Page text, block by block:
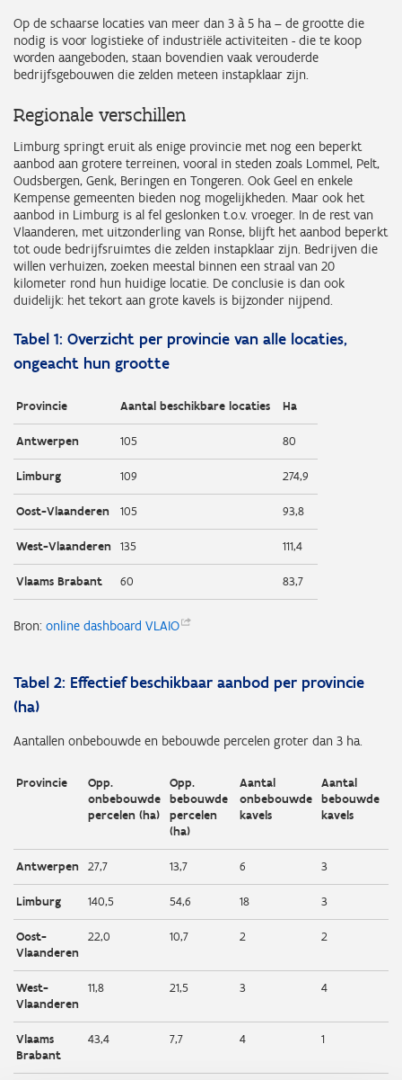
Op de schaarse locaties van meer dan 3 à 5 ha – de grootte die
nodig is voor logistieke of industriële activiteiten - die te koop
worden aangeboden, staan bovendien vaak verouderde
bedrijfsgebouwen die zelden meteen instapklaar zijn.
Regionale verschillen
Limburg springt eruit als enige provincie met nog een beperkt
aanbod aan grotere terreinen, vooral in steden zoals Lommel, Pelt,
Oudsbergen, Genk, Beringen en Tongeren. Ook Geel en enkele
Kempense gemeenten bieden nog mogelijkheden. Maar ook het
aanbod in Limburg is al fel geslonken t.o.v. vroeger. In de rest van
Vlaanderen, met uitzonderling van Ronse, blijft het aanbod beperkt
tot oude bedrijfsruimtes die zelden instapklaar zijn. Bedrijven die
willen verhuizen, zoeken meestal binnen een straal van 20
kilometer rond hun huidige locatie. De conclusie is dan ook
duidelijk: het tekort aan grote kavels is bijzonder nijpend.
Tabel 1: Overzicht per provincie van alle locaties,
ongeacht hun grootte
Provincie Aantal beschikbare locaties Ha
Antwerpen 105 80
Limburg 109 274,9
Oost-Vlaanderen 105 93,8
West-Vlaanderen 135 111,4
Vlaams Brabant 60 83,7
Bron: online dashboard VLAIO
Tabel 2: Effectief beschikbaar aanbod per provincie
(ha)
Aantallen onbebouwde en bebouwde percelen groter dan 3 ha.
Provincie
Opp.
onbebouwde
percelen (ha)
Opp.
bebouwde
percelen
(ha)
Aantal
onbebouwde
kavels
Aantal
bebouwde
kavels
Antwerpen 27,7 13,7 6 3
Limburg 140,5 54,6 18 3
Oost-
Vlaanderen
22,0 10,7 2 2
West-
Vlaanderen
11,8 21,5 3 4
Vlaams
Brabant
43,4 7,7 4 1